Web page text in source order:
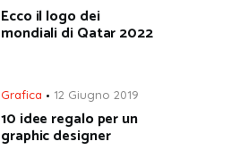
Ecco il logo dei
mondiali di Qatar 2022
Grafica 12 Giugno 2019
10 idee regalo per un
graphic designer